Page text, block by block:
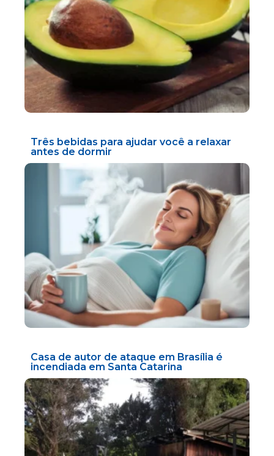
Três bebidas para ajudar você a relaxar
antes de dormir
Casa de autor de ataque em Brasília é
incendiada em Santa Catarina